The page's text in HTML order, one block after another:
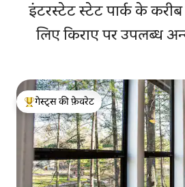
इंटरस्टेट स्टेट पार्क के करीब
लिए किराए पर उपलब्ध
गेस्ट्स का टॉप फ़ेवरेट
गेस्ट्स की फ़ेवरेट